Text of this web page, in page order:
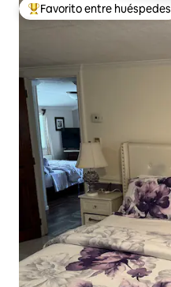
Favorito entre huéspedes
Favorito entre huéspedes